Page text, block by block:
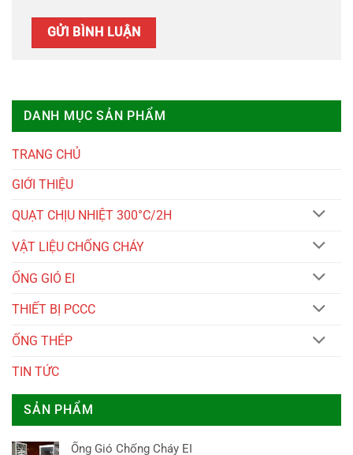
DANH MỤC SẢN PHẨM
TRANG CHỦ
GIỚI THIỆU
QUẠT CHỊU NHIỆT 300°C/2H
VẬT LIỆU CHỐNG CHÁY
ỐNG GIÓ EI
THIẾT BỊ PCCC
ỐNG THÉP
TIN TỨC
SẢN PHẨM
Ống Gió Chống Cháy EI